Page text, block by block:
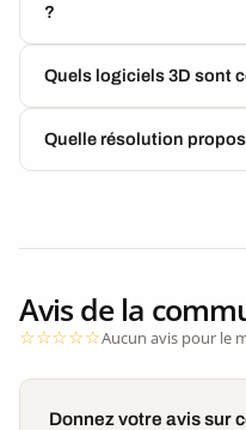
?
Quels logiciels 3D sont
Quelle résolution
Avis de la
Aucun avis pour le
Donnez votre avis sur